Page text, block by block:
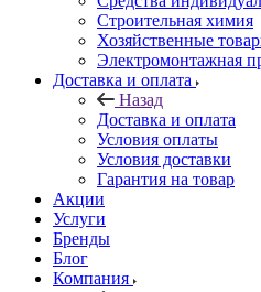
Строительная химия
Хозяйственные
Электромонтажная
Доставка и оплата
Назад
Доставка и оплата
Условия оплаты
Условия доставки
Гарантия на товар
Акции
Услуги
Бренды
Блог
Компания